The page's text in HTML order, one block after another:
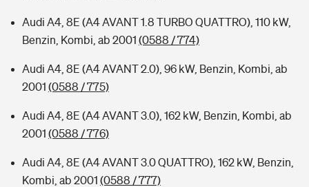
Audi A4, 8E (A4 AVANT 1.8 TURBO QUATTRO), 110 kW,
Benzin, Kombi, ab 2001 (0588 / 774)
Audi A4, 8E (A4 AVANT 2.0), 96 kW, Benzin, Kombi, ab
2001 (0588 / 775)
Audi A4, 8E (A4 AVANT 3.0), 162 kW, Benzin, Kombi, ab
2001 (0588 / 776)
Audi A4, 8E (A4 AVANT 3.0 QUATTRO), 162 kW, Benzin,
Kombi, ab 2001 (0588 / 777)